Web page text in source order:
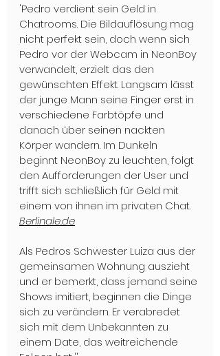
'Pedro verdient sein Geld in
Chatrooms. Die Bildauflösung mag
nicht perfekt sein, doch wenn sich
Pedro vor der Webcam in NeonBoy
verwandelt, erzielt das den
gewünschten Effekt. Langsam lässt
der junge Mann seine Finger erst in
verschiedene Farbtöpfe und
danach über seinen nackten
Körper wandern. Im Dunkeln
beginnt NeonBoy zu leuchten, folgt
den Aufforderungen der User und
trifft sich schließlich für Geld mit
einem von ihnen im privaten Chat.
Berlinale.de
Als Pedros Schwester Luiza aus der
gemeinsamen Wohnung auszieht
und er bemerkt, dass jemand seine
Shows imitiert, beginnen die Dinge
sich zu verändern. Er verabredet
sich mit dem Unbekannten zu
einem Date, das weitreichende